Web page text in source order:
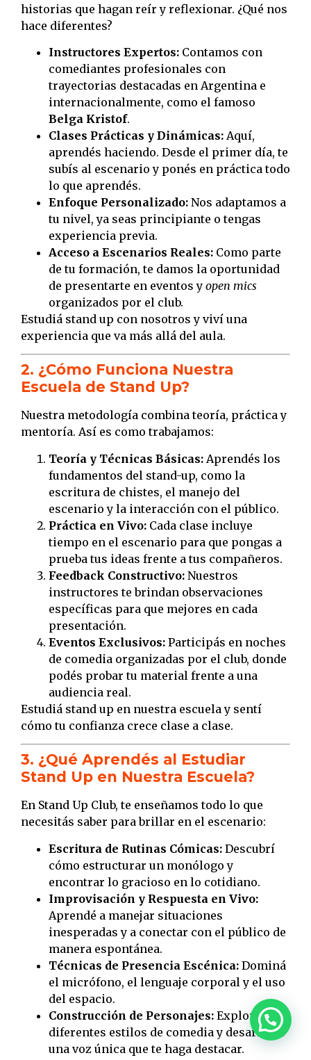
historias que hagan reír y reflexionar. ¿Qué nos
hace diferentes?
Instructores Expertos: Contamos con
comediantes profesionales con
trayectorias destacadas en Argentina e
internacionalmente, como el famoso
Belga Kristof.
Clases Prácticas y Dinámicas: Aquí,
aprendés haciendo. Desde el primer día, te
subís al escenario y ponés en práctica todo
lo que aprendés.
Enfoque Personalizado: Nos adaptamos a
tu nivel, ya seas principiante o tengas
experiencia previa.
Acceso a Escenarios Reales: Como parte
de tu formación, te damos la oportunidad
de presentarte en eventos y open mics
organizados por el club.
Estudiá stand up con nosotros y viví una
experiencia que va más allá del aula.
2. ¿Cómo Funciona Nuestra
Escuela de Stand Up?
Nuestra metodología combina teoría, práctica y
mentoría. Así es como trabajamos:
Teoría y Técnicas Básicas: Aprendés los
fundamentos del stand-up, como la
escritura de chistes, el manejo del
escenario y la interacción con el público.
Práctica en Vivo: Cada clase incluye
tiempo en el escenario para que pongas a
prueba tus ideas frente a tus compañeros.
Feedback Constructivo: Nuestros
instructores te brindan observaciones
específicas para que mejores en cada
presentación.
Eventos Exclusivos: Participás en noches
de comedia organizadas por el club, donde
podés probar tu material frente a una
audiencia real.
Estudiá stand up en nuestra escuela y sentí
cómo tu confianza crece clase a clase.
3. ¿Qué Aprendés al Estudiar
Stand Up en Nuestra Escuela?
En Stand Up Club, te enseñamos todo lo que
necesitás saber para brillar en el escenario:
Escritura de Rutinas Cómicas: Descubrí
cómo estructurar un monólogo y
encontrar lo gracioso en lo cotidiano.
Improvisación y Respuesta en Vivo:
Aprendé a manejar situaciones
inesperadas y a conectar con el público de
manera espontánea.
Técnicas de Presencia Escénica: Dominá
el micrófono, el lenguaje corporal y el uso
del espacio.
Construcción de Personajes: Explorá
diferentes estilos de comedia y desarrollá
una voz única que te haga destacar.